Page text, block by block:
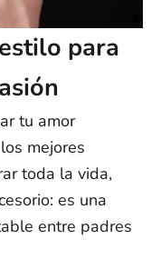
para
tu amor
mejores
toda la vida,
es una
entre padres